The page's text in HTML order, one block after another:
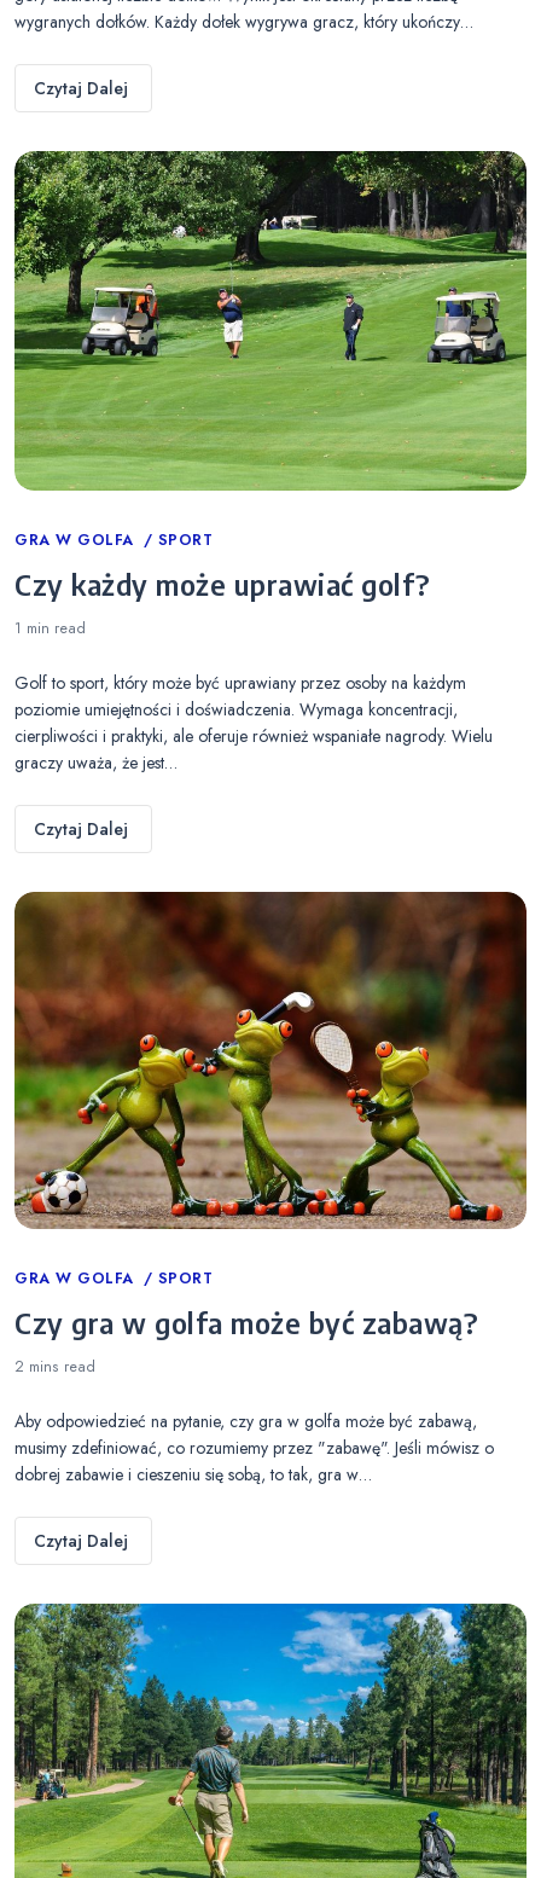
wygranych dołków. Każdy dołek wygrywa gracz, który ukończy…
Czytaj Dalej
Categories
GRA W GOLFA SPORT
Czy każdy może uprawiać golf?
1 min read
Golf to sport, który może być uprawiany przez osoby na każdym
poziomie umiejętności i doświadczenia. Wymaga koncentracji,
cierpliwości i praktyki, ale oferuje również wspaniałe nagrody. Wielu
graczy uważa, że jest…
Czytaj Dalej
Categories
GRA W GOLFA SPORT
Czy gra w golfa może być zabawą?
2 mins read
Aby odpowiedzieć na pytanie, czy gra w golfa może być zabawą,
musimy zdefiniować, co rozumiemy przez "zabawę". Jeśli mówisz o
dobrej zabawie i cieszeniu się sobą, to tak, gra w…
Czytaj Dalej